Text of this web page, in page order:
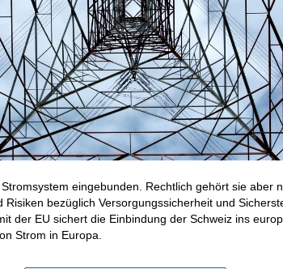
eingebunden. Rechtlich gehört sie aber
bezüglich Versorgungssicherheit und
der EU sichert die Einbindung der Schweiz ins
Strom in Europa.